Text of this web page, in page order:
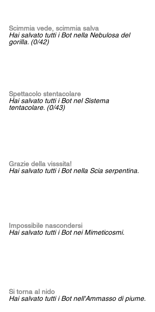
Scimmia vede, scimmia salva
Hai salvato tutti i Bot nella Nebulosa del
gorilla. (0/42)
Spettacolo stentacolare
Hai salvato tutti i Bot nel Sistema
tentacolare. (0/43)
Grazie della visssita!
Hai salvato tutti i Bot nella Scia serpentina.
Impossibile nascondersi
Hai salvato tutti i Bot nei Mimeticosmi.
Si torna al nido
Hai salvato tutti i Bot nell'Ammasso di piume.